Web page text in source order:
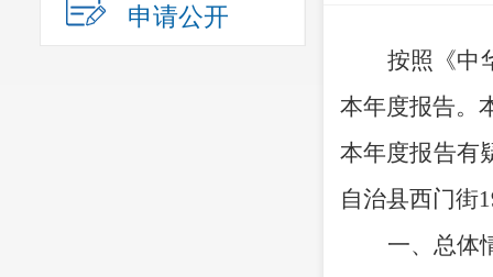
申请公开
按照《中
本年度报告。
本年度报告有
自治县西门街
一、总体